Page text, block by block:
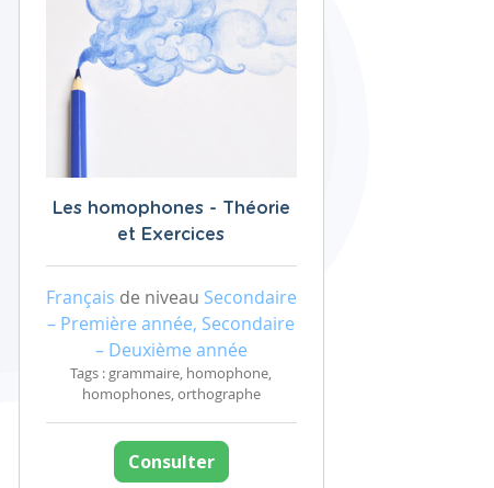
Les homophones - Théorie
et Exercices
Français de niveau Secondaire
– Première année, Secondaire
– Deuxième année
Tags : grammaire, homophone,
homophones, orthographe
Consulter